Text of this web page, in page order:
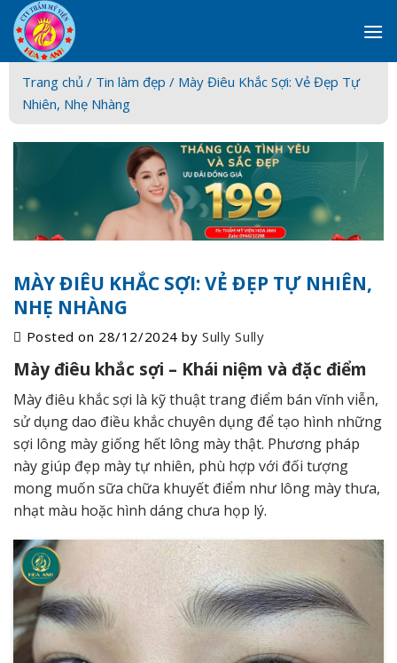
Skip
to
content
Trang chủ / Tin làm đẹp / Mày Điêu Khắc Sợi: Vẻ Đẹp Tự
Nhiên, Nhẹ Nhàng
MÀY ĐIÊU KHẮC SỢI: VẺ ĐẸP TỰ NHIÊN,
NHẸ NHÀNG
Posted on 28/12/2024 bySully Sully
Mày điêu khắc sợi – Khái niệm và đặc điểm
Mày điêu khắc sợi là kỹ thuật trang điểm bán vĩnh viễn,
sử dụng dao điều khắc chuyên dụng để tạo hình những
sợi lông mày giống hết lông mày thật. Phương pháp
này giúp đẹp mày tự nhiên, phù hợp với đối tượng
mong muốn sữa chữa khuyết điểm như lông mày thưa,
nhạt màu hoặc hình dáng chưa họp lý.